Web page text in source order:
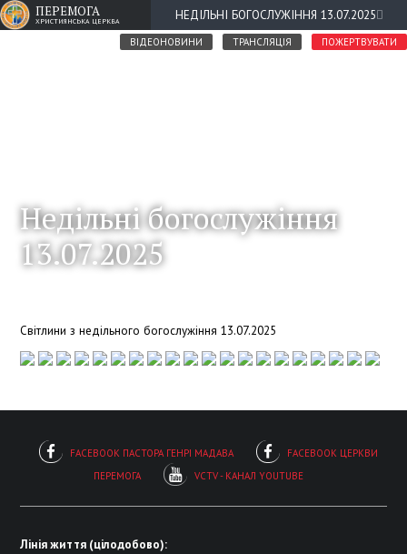
ПЕРЕМОГА
ХРИСТИЯНСЬКА ЦЕРКВА НЕДІЛЬНІ БОГОСЛУЖІННЯ 13.07.2025
ВІДЕОНОВИНИ ТРАНСЛЯЦІЯ ПОЖЕРТВУВАТИ
Недільні богослужіння
13.07.2025
Світлини з недільного богослужіння 13.07.2025
FACEBOOK ПАСТОРА ГЕНРІ МАДАВА
FACEBOOK ЦЕРКВИ
ПЕРЕМОГА
VCTV - КАНАЛ YOUTUBE
Лінія життя (цілодобово):